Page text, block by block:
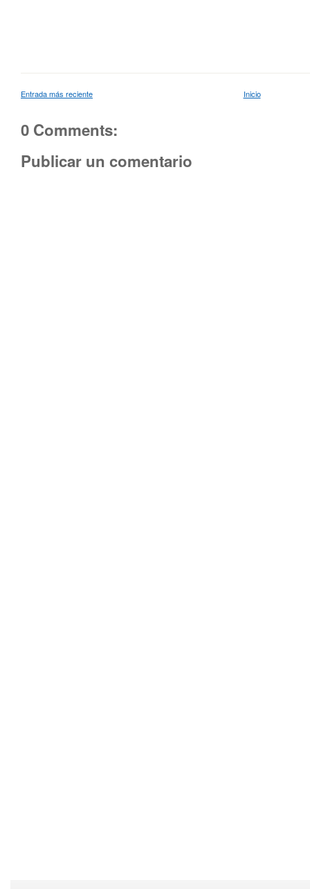
Entrada más reciente Inicio
0 Comments:
Publicar un comentario